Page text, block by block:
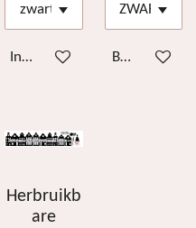
In winkelwagen Bekijk details
Herbruikb
are